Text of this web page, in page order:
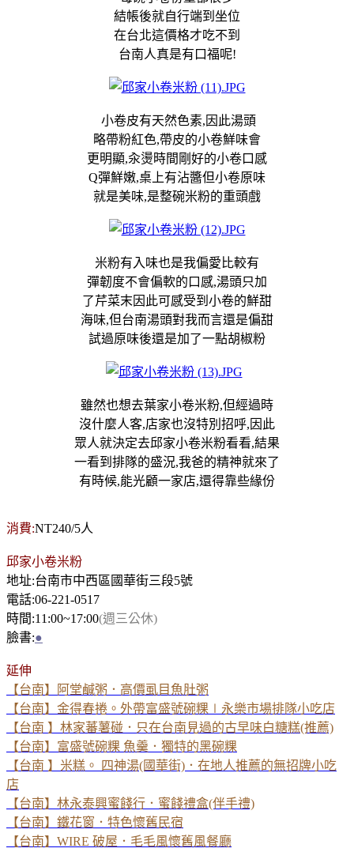
結帳後就自行端到坐位
在台北這價格才吃不到
台南人真是有口福呢!
小卷皮有天然色素,因此湯頭
略帶粉紅色,帶皮的小卷鮮味會
更明顯,汆燙時間剛好的小卷口感
Q彈鮮嫩,桌上有沾醬但小卷原味
就是美味,是整碗米粉的重頭戲
米粉有入味也是我偏愛比較有
彈韌度不會偏軟的口感,湯頭只加
了芹菜末因此可感受到小卷的鮮甜
海味,但台南湯頭對我而言還是偏甜
試過原味後還是加了一點胡椒粉
雖然也想去葉家小卷米粉,但經過時
沒什麼人客,店家也沒特別招呼,因此
眾人就決定去邱家小卷米粉看看,結果
一看到排隊的盛況,我爸的精神就來了
有時候,能光顧一家店,還得靠些緣份
消費:NT240/5人
邱家小卷米粉
地址:台南市中西區國華街三段5號
電話:06-221-0517
時間:11:00~17:00(週三公休)
臉書:●
延伸
【台南】阿堂鹹粥．高價虱目魚肚粥
【台南】金得春捲。外帶富盛號碗粿∣永樂市場排隊小吃店
【台南 】林家蕃薯碰．只在台南見過的古早味白糖糕(推薦)
【台南】富盛號碗粿 魚羹．獨特的黑碗粿
【台南 】米糕。 四神湯(國華街)．在地人推薦的無招牌小吃
店
【台南】林永泰興蜜餞行．蜜餞禮盒(伴手禮)
【台南】鐵花窗．特色懷舊民宿
【台南】WIRE 破屋．毛毛風懷舊風餐廳